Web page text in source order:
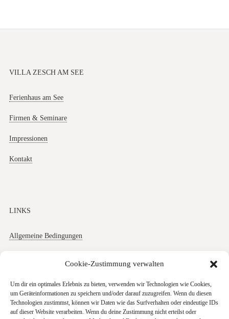
Cookie-Zustimmung verwalten
Um dir ein optimales Erlebnis zu bieten, verwenden wir Technologien wie Cookies,
um Geräteinformationen zu speichern und/oder darauf zuzugreifen. Wenn du diesen
Technologien zustimmst, können wir Daten wie das Surfverhalten oder eindeutige IDs
auf dieser Website verarbeiten. Wenn du deine Zustimmung nicht erteilst oder
VILLA ZESCH AM SEE
Ferienhaus am See
Firmen & Seminare
Impressionen
Kontakt
LINKS
Allgemeine Bedingungen
Cookies